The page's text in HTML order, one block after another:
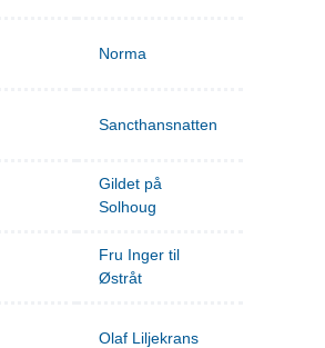
Norma
Sancthansnatten
Gildet på
Solhoug
Fru Inger til
Østråt
Olaf Liljekrans